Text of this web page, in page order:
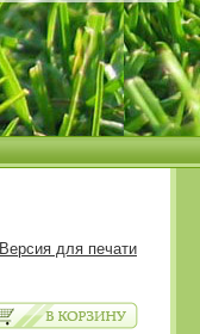
Версия для печати